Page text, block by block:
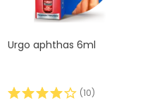
Urgo aphthas 6ml
(10)